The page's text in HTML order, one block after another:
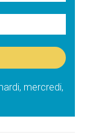
mercredi,